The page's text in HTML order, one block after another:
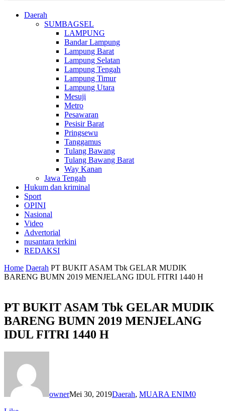
Daerah
SUMBAGSEL
LAMPUNG
Bandar Lampung
Lampung Barat
Lampung Selatan
Lampung Tengah
Lampung Timur
Lampung Utara
Mesuji
Metro
Pesawaran
Pesisir Barat
Pringsewu
Tanggamus
Tulang Bawang
Tulang Bawang Barat
Way Kanan
Jawa Tengah
Hukum dan kriminal
Sport
OPINI
Nasional
Video
Advertorial
nusantara terkini
REDAKSI
Home Daerah PT BUKIT ASAM Tbk GELAR MUDIK
BARENG BUMN 2019 MENJELANG IDUL FITRI 1440 H
PT BUKIT ASAM Tbk GELAR MUDIK
BARENG BUMN 2019 MENJELANG
IDUL FITRI 1440 H
ownerMei 30, 2019Daerah, MUARA ENIM0